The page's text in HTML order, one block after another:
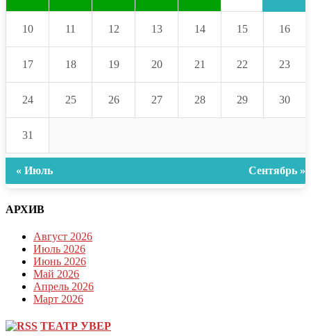
10 11 12 13 14 15 16
17 18 19 20 21 22 23
24 25 26 27 28 29 30
31
« Июль Сентябрь »
АРХИВ
Август 2026
Июль 2026
Июнь 2026
Май 2026
Апрель 2026
Март 2026
ТЕАТР УВЕР